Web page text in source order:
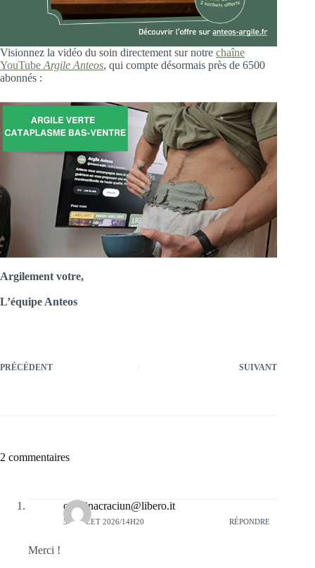
Visionnez la vidéo du soin directement sur notre chaîne
YouTube Argile Anteos, qui compte désormais près de 6500
abonnés :
Argilement votre,
L’équipe Anteos
PRÉCÉDENT SUIVANT
2 commentaires
carolinacraciun@libero.it
5 JUILLET 2026/14H20 RÉPONDRE
Merci !